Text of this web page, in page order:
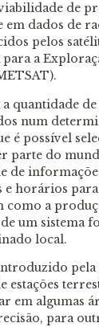
de
dados de
pelos
a
quantidade
num
é possível
parte do
de
e horários
como a
um sistema
local.
estações
em algumas
para